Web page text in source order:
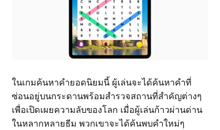
ในเกมค้นหาคำยอดนิยมนี้ ผู้เล่นจะได้ค้นหาคำที่
ซ่อนอยู่บนกระดานพร้อมสำรวจสถานที่สำคัญต่างๆ
เพื่อเปิดเผยความลับของโลก เมื่อผู้เล่นก้าวผ่านด่าน
ในหลากหลายธีม พวกเขาจะได้ค้นพบคำใหม่ๆ